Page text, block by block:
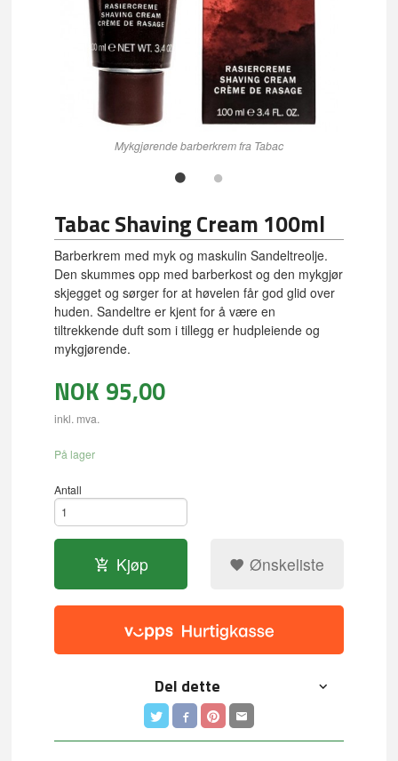
Mykgjørende barberkrem fra Tabac
Tabac Shaving Cream 100ml
Barberkrem med myk og maskulin Sandeltreolje.
Den skummes opp med barberkost og den mykgjør
skjegget og sørger for at høvelen får god glid over
huden. Sandeltre er kjent for å være en
tiltrekkende duft som i tillegg er hudpleiende og
mykgjørende.
NOK 95,00
inkl. mva.
På lager
Antall
Kjøp Ønskeliste
Del dette